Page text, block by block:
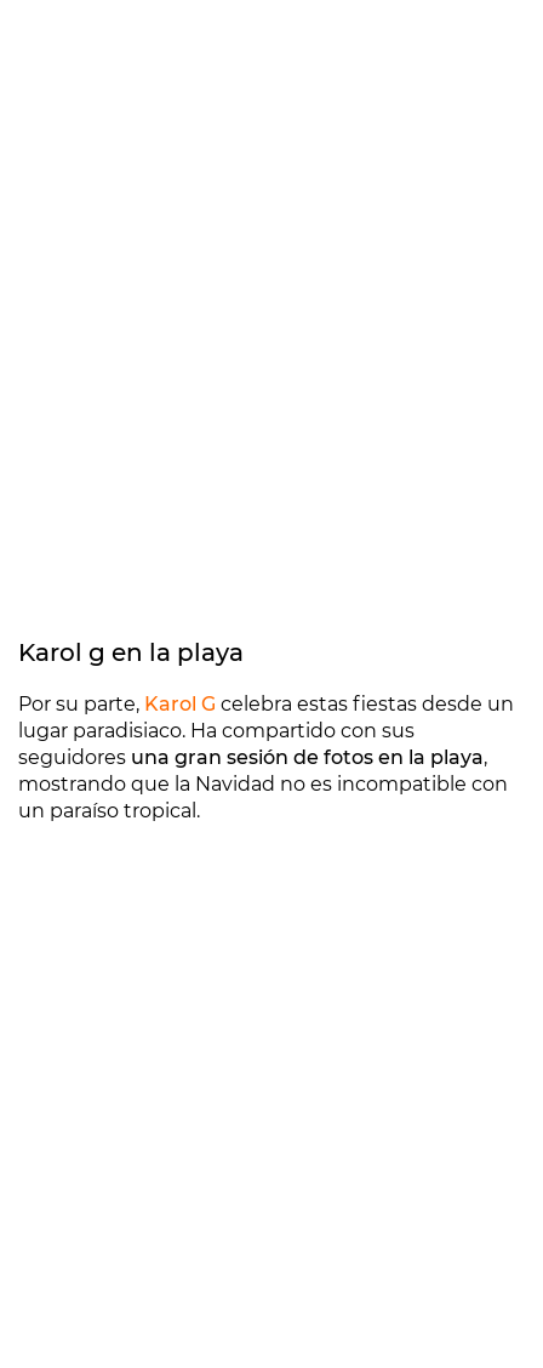
Karol g en la playa
Por su parte, Karol G celebra estas fiestas desde un
lugar paradisiaco. Ha compartido con sus
seguidores una gran sesión de fotos en la playa,
mostrando que la Navidad no es incompatible con
un paraíso tropical.